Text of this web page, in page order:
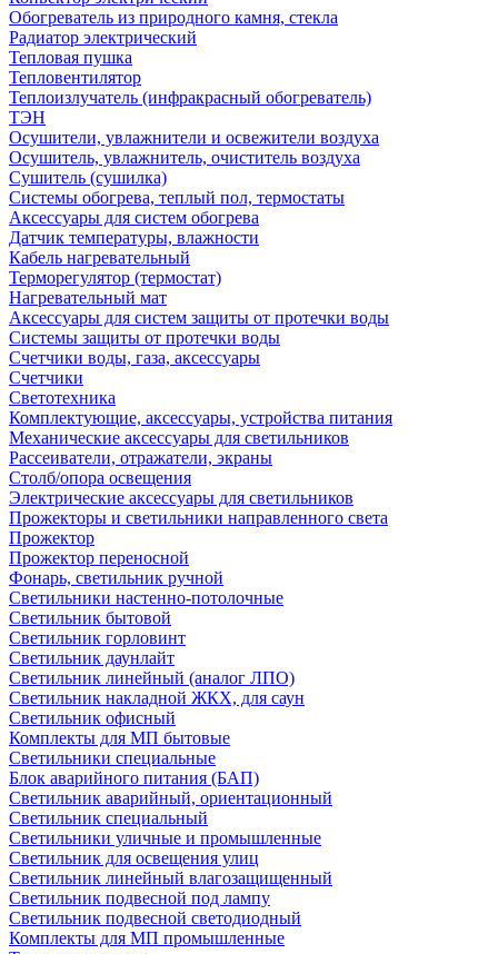
Обогреватель из природного камня, стекла
Радиатор электрический
Тепловая пушка
Тепловентилятор
Теплоизлучатель (инфракрасный обогреватель)
ТЭН
Осушители, увлажнители и освежители воздуха
Осушитель, увлажнитель, очиститель воздуха
Сушитель (сушилка)
Системы обогрева, теплый пол, термостаты
Аксессуары для систем обогрева
Датчик температуры, влажности
Кабель нагревательный
Терморегулятор (термостат)
Нагревательный мат
Аксессуары для систем защиты от протечки воды
Системы защиты от протечки воды
Счетчики воды, газа, аксессуары
Счетчики
Светотехника
Комплектующие, аксессуары, устройства питания
Механические аксессуары для светильников
Рассеиватели, отражатели, экраны
Столб/опора освещения
Электрические аксессуары для светильников
Прожекторы и светильники направленного света
Прожектор
Прожектор переносной
Фонарь, светильник ручной
Светильники настенно-потолочные
Светильник бытовой
Светильник горловинт
Светильник даунлайт
Светильник линейный (аналог ЛПО)
Светильник накладной ЖКХ, для саун
Светильник офисный
Комплекты для МП бытовые
Светильники специальные
Блок аварийного питания (БАП)
Светильник аварийный, ориентационный
Светильник специальный
Светильники уличные и промышленные
Светильник для освещения улиц
Светильник линейный влагозащищенный
Светильник подвесной под лампу
Светильник подвесной светодиодный
Комплекты для МП промышленные